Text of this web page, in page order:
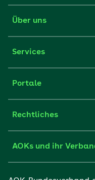
Über uns
Services
Portale
Rechtliches
AOKs und ihr